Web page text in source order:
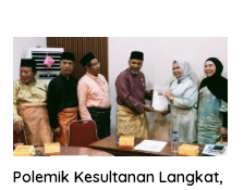
Polemik Kesultanan Langkat,